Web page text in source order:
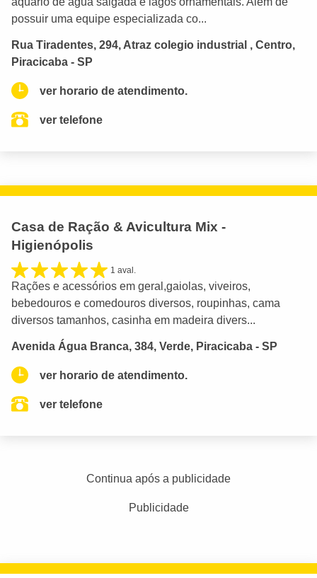
possuir uma equipe especializada co...
Rua Tiradentes, 294, Atraz colegio industrial , Centro,
Piracicaba - SP
ver horario de atendimento.
ver telefone
Casa de Ração & Avicultura Mix -
Higienópolis
1 aval.
Rações e acessórios em geral,gaiolas, viveiros,
bebedouros e comedouros diversos, roupinhas, cama
diversos tamanhos, casinha em madeira divers...
Avenida Água Branca, 384, Verde, Piracicaba - SP
ver horario de atendimento.
ver telefone
Continua após a publicidade
Publicidade